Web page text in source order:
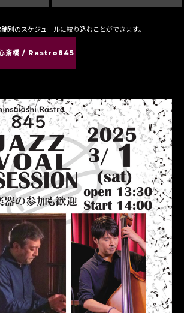
別のスケジュールに絞り込むことができます。
斎橋 / Rastro845